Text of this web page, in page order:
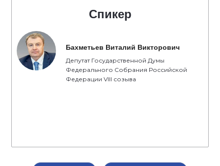
Спикер
Бахметьев Виталий Викторович
Депутат Государственной Думы
Федерального Собрания Российской
Федерации VIII созыва